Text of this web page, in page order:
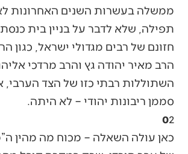
ממשלה בעשרות השנים האחרונות
תפילה, שלא לדבר על בניין בית
חזונם של רבים מגדולי ישראל, כגון
הרב מאיר יהודה גץ והרב מרדכי
השתוללות רבתי כזו של הצד הערבי,
סממן ריבונות יהודי – לא היתה.
02
כאן עולה השאלה – מכוח מה מהין